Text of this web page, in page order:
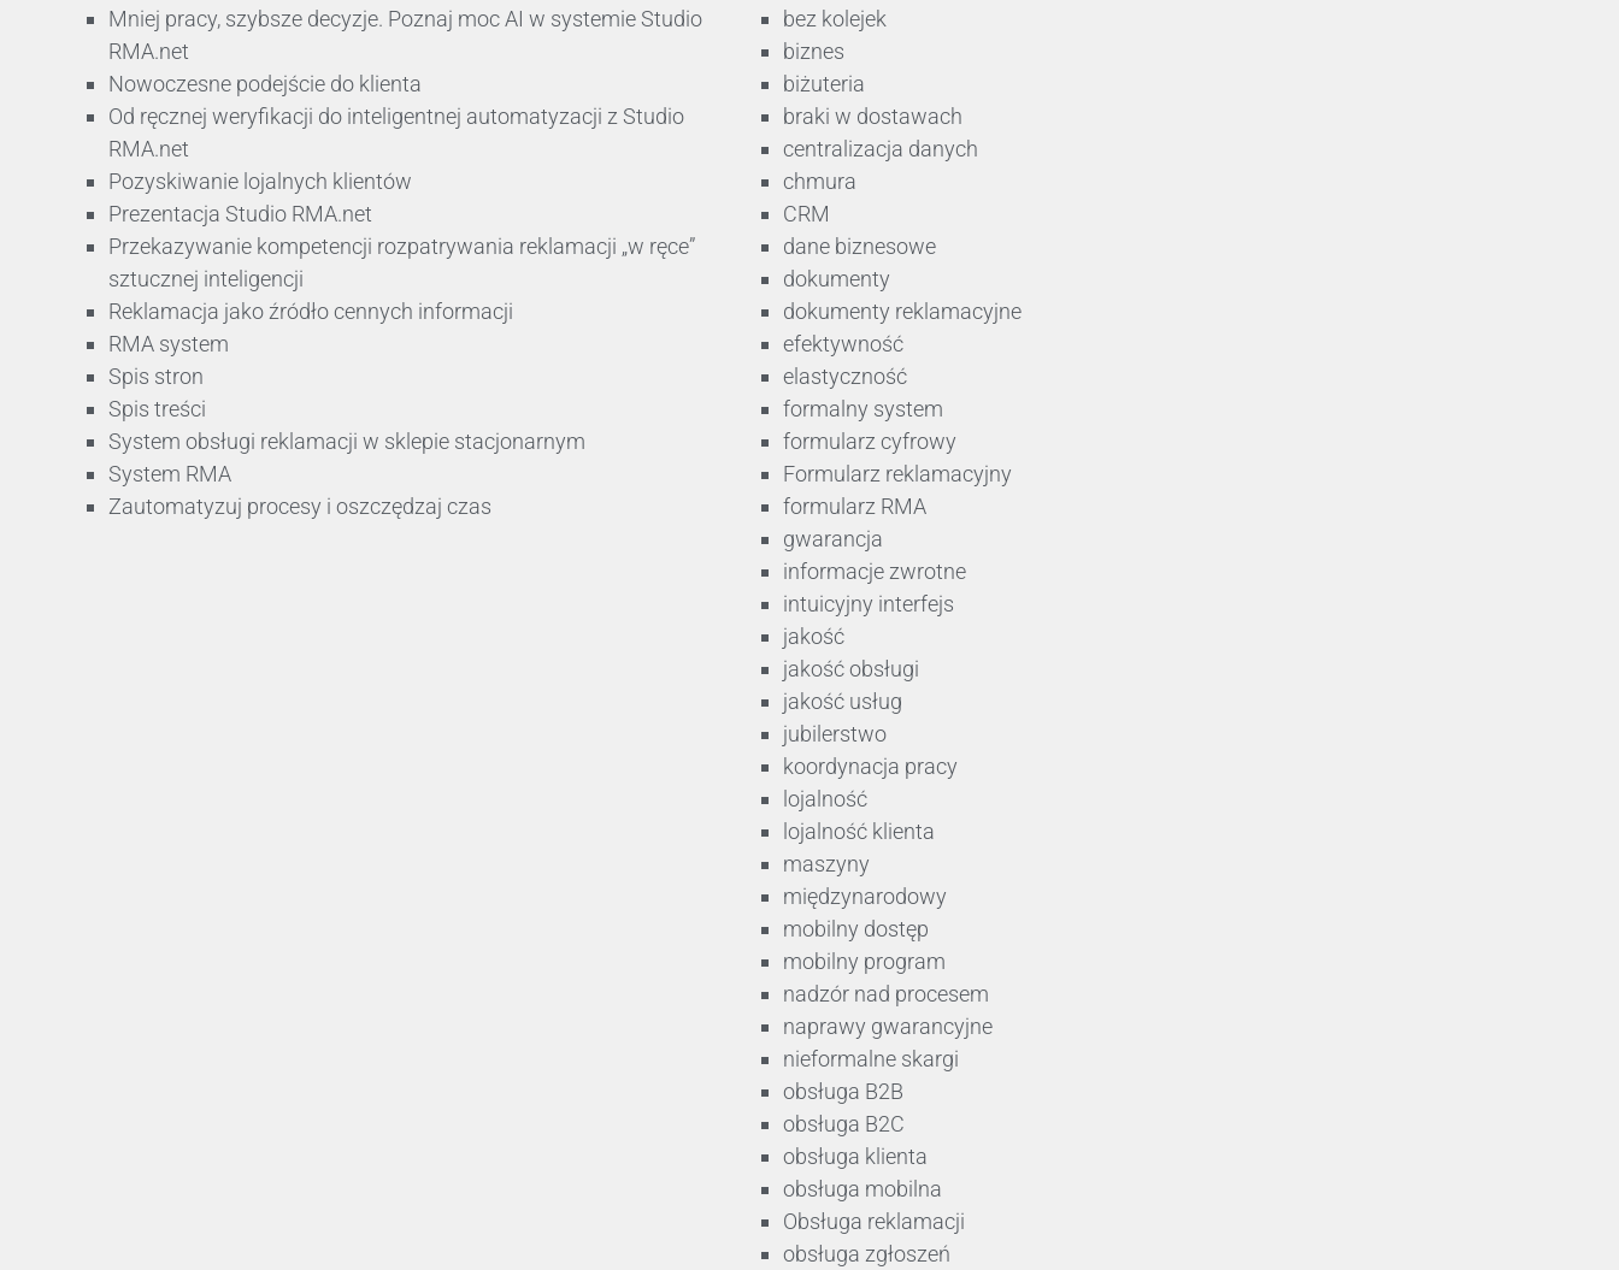
Mniej pracy, szybsze decyzje. Poznaj moc AI w systemie Studio
RMA.net
Nowoczesne podejście do klienta
Od ręcznej weryfikacji do inteligentnej automatyzacji z Studio
RMA.net
Pozyskiwanie lojalnych klientów
Prezentacja Studio RMA.net
Przekazywanie kompetencji rozpatrywania reklamacji „w ręce”
sztucznej inteligencji
Reklamacja jako źródło cennych informacji
RMA system
Spis stron
Spis treści
System obsługi reklamacji w sklepie stacjonarnym
System RMA
Zautomatyzuj procesy i oszczędzaj czas
bez kolejek
biznes
biżuteria
braki w dostawach
centralizacja danych
chmura
CRM
dane biznesowe
dokumenty
dokumenty reklamacyjne
efektywność
elastyczność
formalny system
formularz cyfrowy
Formularz reklamacyjny
formularz RMA
gwarancja
informacje zwrotne
intuicyjny interfejs
jakość
jakość obsługi
jakość usług
jubilerstwo
koordynacja pracy
lojalność
lojalność klienta
maszyny
międzynarodowy
mobilny dostęp
mobilny program
nadzór nad procesem
naprawy gwarancyjne
nieformalne skargi
obsługa B2B
obsługa B2C
obsługa klienta
obsługa mobilna
Obsługa reklamacji
obsługa zgłoszeń